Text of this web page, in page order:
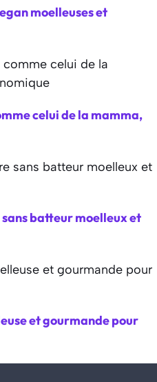
moelleuses et
celui de la mamma,
batteur moelleux et
et gourmande pour